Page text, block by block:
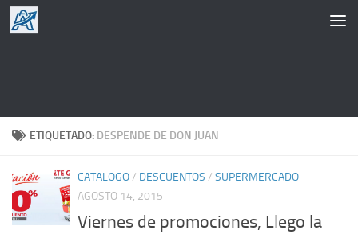
Saltar al contenido
ETIQUETADO: DESPENDE DE DON JUAN
CATALOGO/ DESCUENTOS / SUPERMERCADO
AGOSTO 14, 2015
Viernes de promociones, Llego la